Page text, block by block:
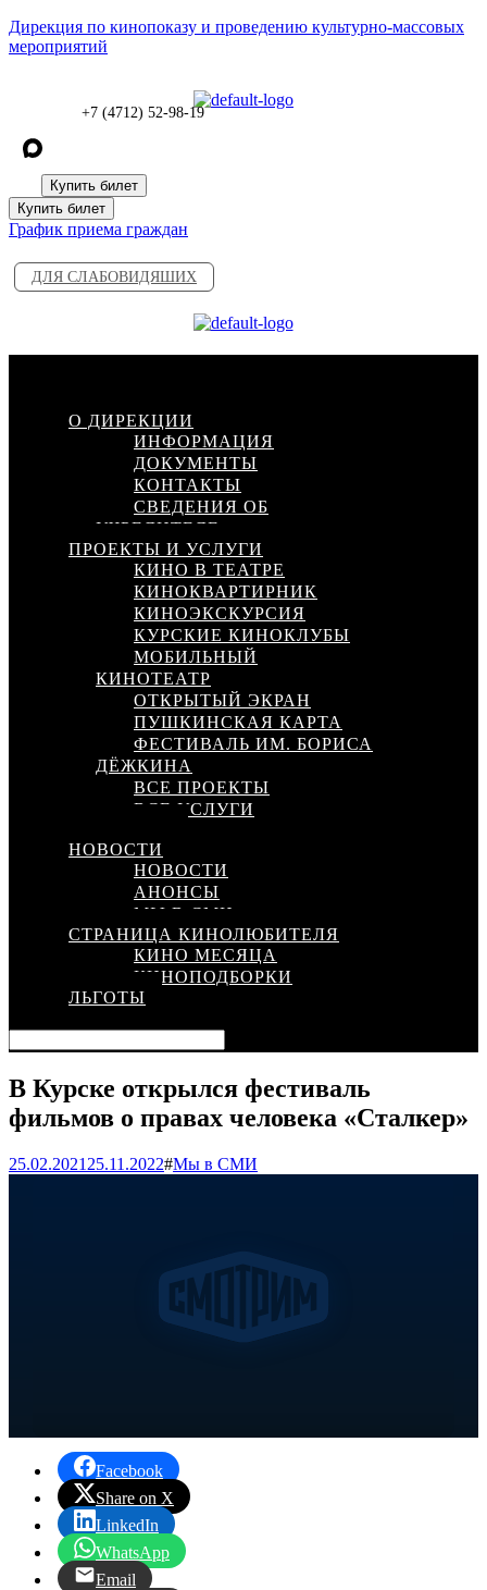
Дирекция по кинопоказу и проведению культурно-массовых
мероприятий
+7 (4712) 52-98-19
Купить билет
Купить билет
График приема граждан
ДЛЯ СЛАБОВИДЯШИХ
О ДИРЕКЦИИ
ИНФОРМАЦИЯ
ДОКУМЕНТЫ
КОНТАКТЫ
СВЕДЕНИЯ ОБ
УЧРЕДИТЕЛЕ
ПРОЕКТЫ И УСЛУГИ
КИНО В ТЕАТРЕ
КИНОКВАРТИРНИК
КИНОЭКСКУРСИЯ
КУРСКИЕ КИНОКЛУБЫ
МОБИЛЬНЫЙ
КИНОТЕАТР
ОТКРЫТЫЙ ЭКРАН
ПУШКИНСКАЯ КАРТА
ФЕСТИВАЛЬ ИМ. БОРИСА
ДЁЖКИНА
ВСЕ ПРОЕКТЫ
ВСЕ УСЛУГИ
НОВОСТИ
НОВОСТИ
АНОНСЫ
МЫ В СМИ
СТРАНИЦА КИНОЛЮБИТЕЛЯ
КИНО МЕСЯЦА
КИНОПОДБОРКИ
ЛЬГОТЫ
В Курске открылся фестиваль
фильмов о правах человека «Сталкер»
25.02.2021 25.11.2022#Мы в СМИ
Facebook
Share on X
LinkedIn
WhatsApp
Email